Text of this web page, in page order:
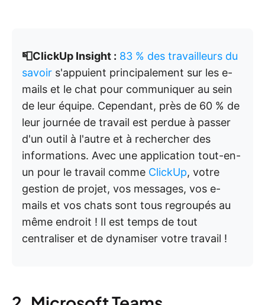
📮ClickUp Insight : 83 % des travailleurs du
savoir s'appuient principalement sur les e-
mails et le chat pour communiquer au sein
de leur équipe. Cependant, près de 60 % de
leur journée de travail est perdue à passer
d'un outil à l'autre et à rechercher des
informations. Avec une application tout-en-
un pour le travail comme ClickUp, votre
gestion de projet, vos messages, vos e-
mails et vos chats sont tous regroupés au
même endroit ! Il est temps de tout
centraliser et de dynamiser votre travail !